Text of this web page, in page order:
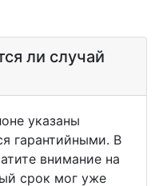
ли случай
указаны
гарантийными. В
внимание на
срок мог уже